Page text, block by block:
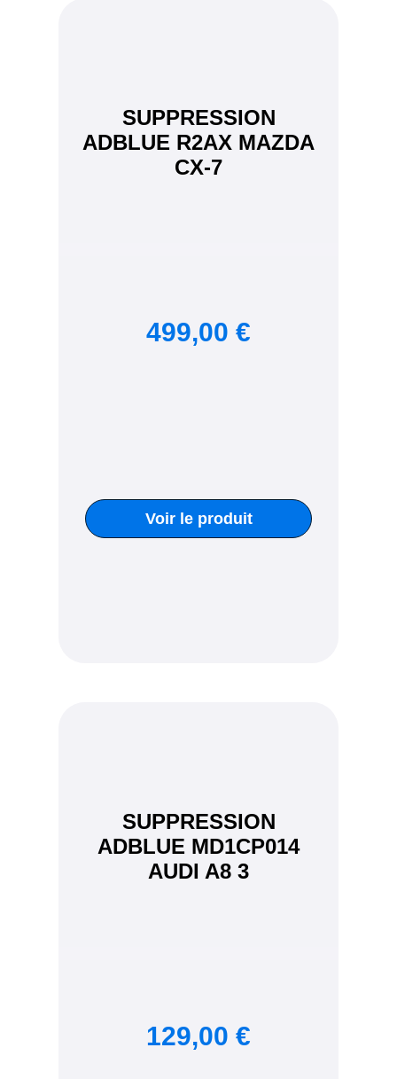
SUPPRESSION
ADBLUE R2AX MAZDA
CX-7
499,00 €
Voir le produit
SUPPRESSION
ADBLUE MD1CP014
AUDI A8 3
129,00 €